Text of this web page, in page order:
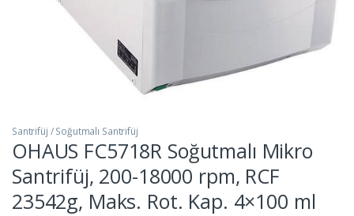
Santrifüj / Soğutmalı Santrifüj
OHAUS FC5718R Soğutmalı Mikro
Santrifüj, 200-18000 rpm, RCF
23542g, Maks. Rot. Kap. 4×100 ml